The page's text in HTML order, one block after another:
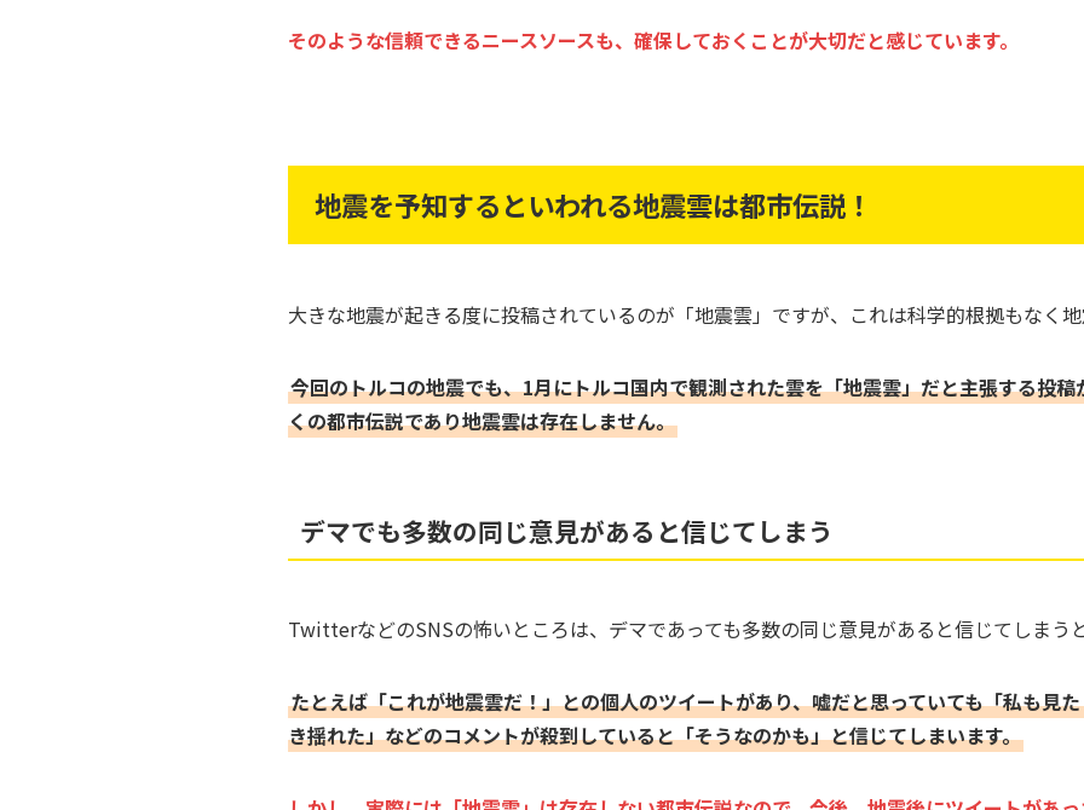
そのような信頼できるニースソースも、確保しておくことが大切だと感じています。
地震を予知するといわれる地震雲は都市伝説！
大きな地震が起きる度に投稿されているのが「地震雲」ですが、これは科学的根拠もなく
今回のトルコの地震でも、1月にトルコ国内で観測された雲を「地震雲」だと主張する投
くの都市伝説であり地震雲は存在しません。
デマでも多数の同じ意見があると信じてしまう
TwitterなどのSNSの怖いところは、デマであっても多数の同じ意見があると信じてしまう
たとえば「これが地震雲だ！」との個人のツイートがあり、嘘だと思っていても「私も見
き揺れた」などのコメントが殺到していると「そうなのかも」と信じてしまいます。